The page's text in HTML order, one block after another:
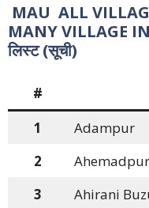
MAU ALL
MANY VILLAGE
लिस्ट (सूची)
#
1
Adampur
2
3
Ahirani